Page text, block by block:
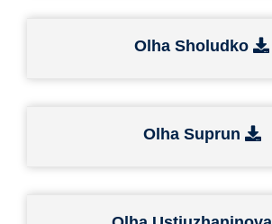
Olha Sholudko
Olha Suprun